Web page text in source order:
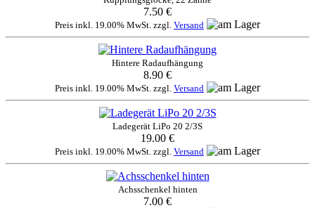
7.50 €
Preis inkl. 19.00% MwSt. zzgl. Versand
Hintere Radaufhängung
8.90 €
Preis inkl. 19.00% MwSt. zzgl. Versand
Ladegerät LiPo 20 2/3S
19.00 €
Preis inkl. 19.00% MwSt. zzgl. Versand
Achsschenkel hinten
7.00 €